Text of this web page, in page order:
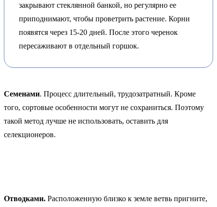
закрывают стеклянной банкой, но регулярно ее
приподнимают, чтобы проветрить растение. Корни
появятся через 15-20 дней. После этого черенок
пересаживают в отдельный горшок.
Семенами. Процесс длительный, трудозатратный. Кроме
того, сортовые особенности могут не сохраниться. Поэтому
такой метод лучше не использовать, оставить для
селекционеров.
Отводками. Расположенную близко к земле ветвь пригните,